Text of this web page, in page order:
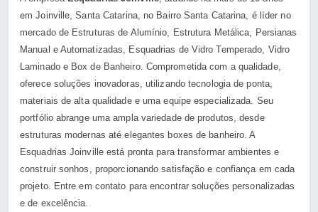
em Joinville, Santa Catarina, no Bairro Santa Catarina, é líder no
mercado de Estruturas de Alumínio, Estrutura Metálica, Persianas
Manual e Automatizadas, Esquadrias de Vidro Temperado, Vidro
Laminado e Box de Banheiro. Comprometida com a qualidade,
oferece soluções inovadoras, utilizando tecnologia de ponta,
materiais de alta qualidade e uma equipe especializada. Seu
portfólio abrange uma ampla variedade de produtos, desde
estruturas modernas até elegantes boxes de banheiro. A
Esquadrias Joinville está pronta para transformar ambientes e
construir sonhos, proporcionando satisfação e confiança em cada
projeto. Entre em contato para encontrar soluções personalizadas
e de excelência.